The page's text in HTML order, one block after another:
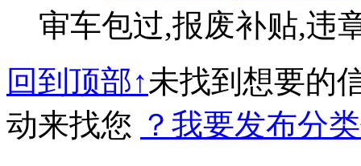
审车包过,报废补贴,违
回到顶部↑未找到想要的
动来找您 ？我要发布分